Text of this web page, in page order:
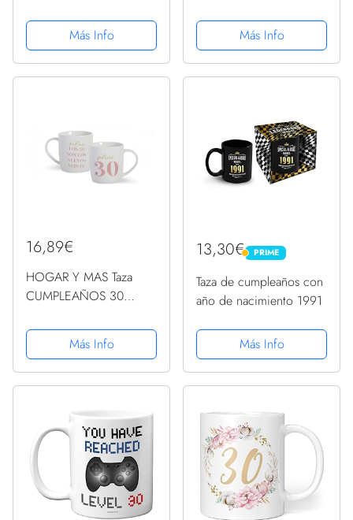
Originales. Varios
diseños. CUMPLEAÑOS
INCREIBLE
Más Info
Más Info
16,89€
HOGAR Y MAS Taza
CUMPLEAÑOS 30
Más Info
13,30€ PRIME
PRIME
Taza de cumpleaños con
año de nacimiento 1991
Más Info